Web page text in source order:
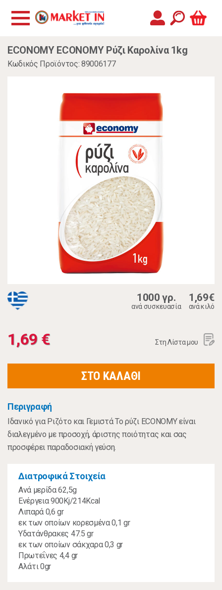
ECONOMY ECONOMY Ρύζι Καρολίνα 1kg
Κωδικός Προϊόντος: 89006177
1000 γρ.
ανά συσκευασία
1,69€
ανά κιλό
1,69 € Στη Λίστα μου
ΣΤΟ ΚΑΛΑΘΙ
Περιγραφή
Ιδανικό για Ριζότο και Γεμιστά Το ρύζι ECONOMY είναι
διαλεγμένο με προσοχή, άριστης ποιότητας και σας
προσφέρει παραδοσιακή γεύση.
Διατροφικά Στοιχεία
Ανά μερίδα 62,5g
Ενέργεια 900Kj/214Kcal
Λιπαρά 0,6 gr
εκ των οποίων κορεσμένα 0,1 gr
Υδατάνθρακες 47.5 gr
εκ των οποίων σάκχαρα 0,3 gr
Πρωτεΐνες 4,4 gr
Αλάτι 0gr